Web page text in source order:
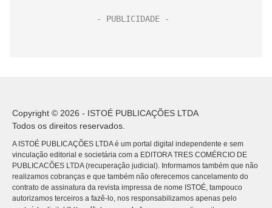
Copyright © 2026 - ISTOÉ PUBLICAÇÕES LTDA
Todos os direitos reservados.
A ISTOÉ PUBLICAÇÕES LTDA é um portal digital independente e sem
vinculação editorial e societária com a EDITORA TRES COMÉRCIO DE
PUBLICACÕES LTDA (recuperação judicial). Informamos também que não
realizamos cobranças e que também não oferecemos cancelamento do
contrato de assinatura da revista impressa de nome ISTOÉ, tampouco
autorizamos terceiros a fazê-lo, nos responsabilizamos apenas pelo